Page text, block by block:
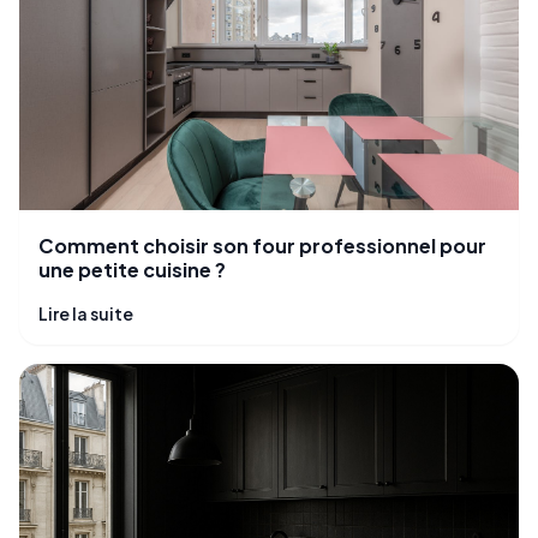
Comment choisir son four professionnel pour
une petite cuisine ?
Lire la suite